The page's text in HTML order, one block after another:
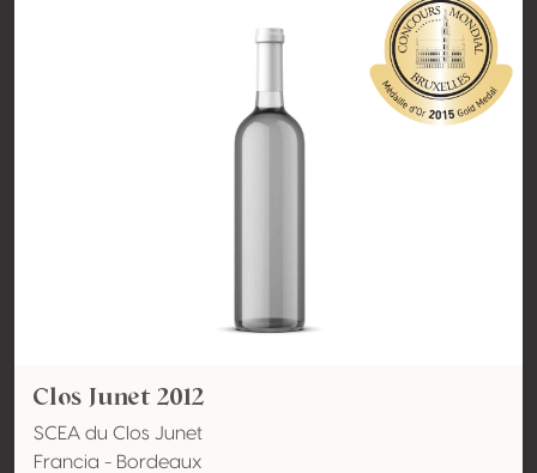
Clos Junet 2012
SCEA du Clos Junet
Francia - Bordeaux